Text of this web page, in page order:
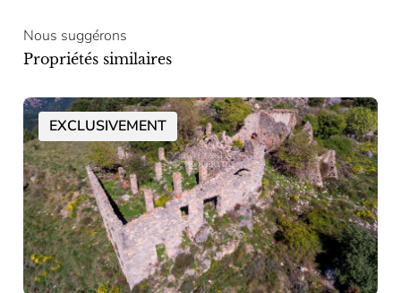
Nous suggérons
Propriétés similaires
EXCLUSIVEMENT